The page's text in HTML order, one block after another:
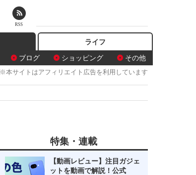
ブログ ショッピング その他
ライフ
※本サイトはアフィリエイト広告を利用しています
特集・連載
【動画レビュー】注目ガジェ
ットを動画で解説！公式
RSS